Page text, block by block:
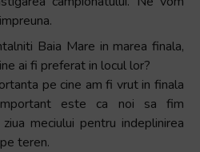
Baia Mare in marea finala,
ai fi preferat in locul lor?
pe cine am fi vrut in finala
este ca noi sa fim
meciului pentru indeplinirea
teren.